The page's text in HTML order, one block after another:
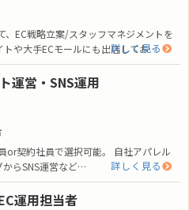
EC戦略立案/スタッフマネジメントを
トや大手ECモールにも出店してお…
詳しく見る
運営・SNS運用
契約社員で選択可能。 自社アパレル
からSNS運営など…
詳しく見る
運用担当者